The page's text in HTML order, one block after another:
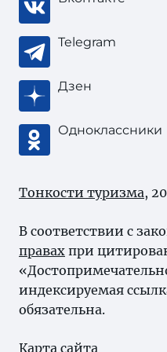
Telegram
Дзен
Одноклассники
Тонкости туризма,
В соответствии с
правах при
индексируемая
обязательна.
Карта сайта